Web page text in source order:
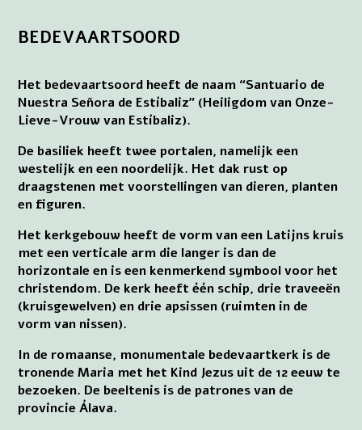
BEDEVAARTSOORD
Het bedevaartsoord heeft de naam “Santuario de
Nuestra Señora de Estíbaliz” (Heiligdom van Onze-
Lieve-Vrouw van Estíbaliz).
De basiliek heeft twee portalen, namelijk een
westelijk en een noordelijk. Het dak rust op
draagstenen met voorstellingen van dieren, planten
en figuren.
Het kerkgebouw heeft de vorm van een Latijns kruis
met een verticale arm die langer is dan de
horizontale en is een kenmerkend symbool voor het
christendom. De kerk heeft één schip, drie traveeën
(kruisgewelven) en drie apsissen (ruimten in de
vorm van nissen).
In de romaanse, monumentale bedevaartkerk is de
tronende Maria met het Kind Jezus uit de 12 eeuw te
bezoeken. De beeltenis is de patrones van de
provincie Álava.